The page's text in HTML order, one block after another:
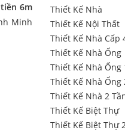
6m
Minh
Thiết Kế Nhà
Thiết Kế Nội Thất
Thiết Kế Nhà Cấp
Thiết Kế Nhà Ống
Thiết Kế Nhà Ống
Thiết Kế Nhà Ống
Thiết Kế Nhà 2
Thiết Kế Biệt Thự
Thiết Kế Biệt Thự